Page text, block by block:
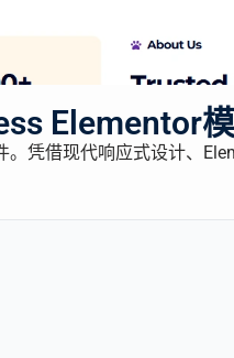
Elementor
凭借现代响应式设计、